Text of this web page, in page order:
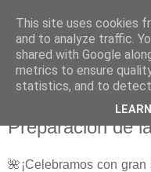
Santísima
Preparación de
🌺¡Celebramos con
This site uses cookies
and to analyze traffic.
shared with Google
metrics to ensure
statistics, and to detect